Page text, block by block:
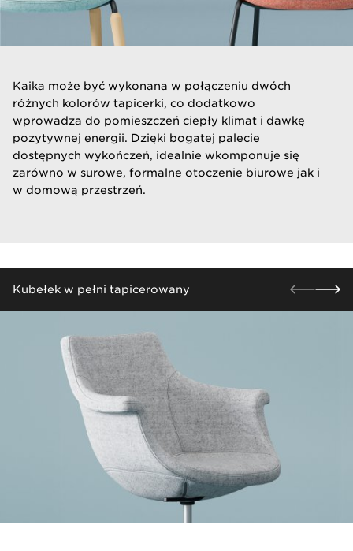
Kaika może być wykonana w połączeniu dwóch
różnych kolorów tapicerki, co dodatkowo
wprowadza do pomieszczeń ciepły klimat i dawkę
pozytywnej energii. Dzięki bogatej palecie
dostępnych wykończeń, idealnie wkomponuje się
zarówno w surowe, formalne otoczenie biurowe jak i
w domową przestrzeń.
​Kubełek w pełni tapicerowany